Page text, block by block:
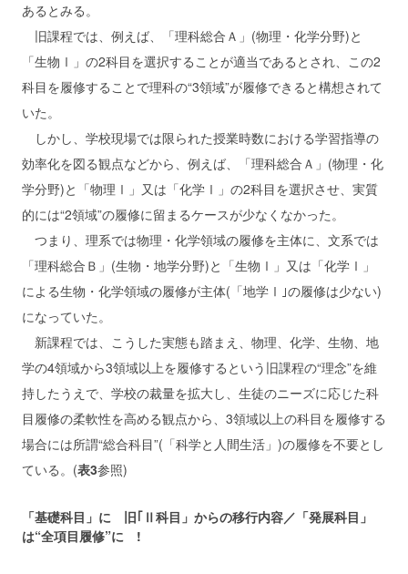
あるとみる。
旧課程では、例えば、「理科総合Ａ」(物理・化学分野)と
「生物Ⅰ」の2科目を選択することが適当であるとされ、この2
科目を履修することで理科の“3領域”が履修できると構想されて
いた。
しかし、学校現場では限られた授業時数における学習指導の
効率化を図る観点などから、例えば、「理科総合Ａ」(物理・化
学分野)と「物理Ⅰ」又は「化学Ⅰ」の2科目を選択させ、実質
的には“2領域”の履修に留まるケースが少なくなかった。
つまり、理系では物理・化学領域の履修を主体に、文系では
「理科総合Ｂ」(生物・地学分野)と「生物Ⅰ」又は「化学Ⅰ」
による生物・化学領域の履修が主体(「地学Ⅰ｣の履修は少ない)
になっていた。
新課程では、こうした実態も踏まえ、物理、化学、生物、地
学の4領域から3領域以上を履修するという旧課程の“理念”を維
持したうえで、学校の裁量を拡大し、生徒のニーズに応じた科
目履修の柔軟性を高める観点から、3領域以上の科目を履修する
場合には所謂“総合科目”(「科学と人間生活」)の履修を不要とし
ている。(表3参照)
「基礎科目」に 旧｢Ⅱ科目」からの移行内容／「発展科目」
は“全項目履修”に !